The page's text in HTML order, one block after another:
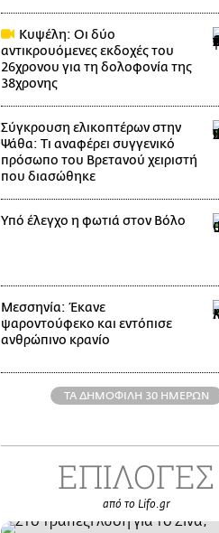
Κυψέλη: Οι δύο
αντικρουόμενες εκδοχές του
26χρονου για τη δολοφονία της
38χρονης
Σύγκρουση ελικοπτέρων στην
Ψάθα: Τι αναφέρει συγγενικό
πρόσωπο του Βρετανού χειριστή
που διασώθηκε
Υπό έλεγχο η φωτιά στον Βόλο
Μεσσηνία: Έκανε
ψαροντούφεκο και εντόπισε
ανθρώπινο κρανίο
ΤΑ ΔΗΜΟΦΙΛΗ 30 ΗΜΕΡΩΝ
ΕΠΙΛΟΓΕΣ
από το Lifo.gr